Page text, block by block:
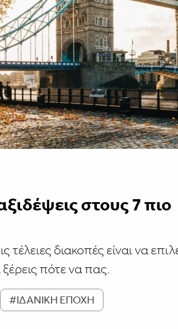
στους 7 πιο
διακοπές είναι να
πότε να πας.
#ΙΔΑΝΙΚΗ ΕΠΟΧΗ